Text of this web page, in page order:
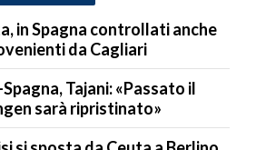
in Spagna controllati anche
da Cagliari
Tajani: «Passato il
sarà ripristinato»